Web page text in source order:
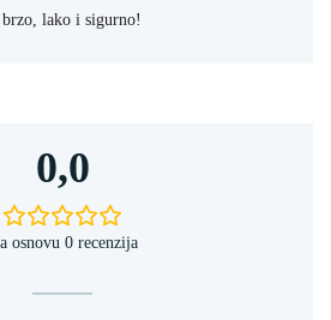
lako i sigurno!
0,0
osnovu 0 recenzija